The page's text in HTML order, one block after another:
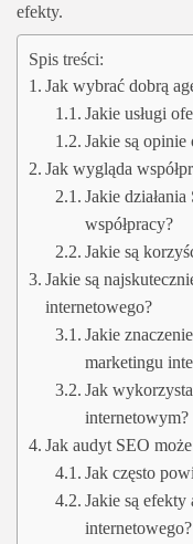
efekty.
Spis treści:
Jak wybrać dobrą
Jakie usługi
Jakie są opinie
Jak wygląda
Jakie
współpracy?
Jakie są
Jakie są
internetowego?
Jakie
marketingu
Jak
internetowym?
Jak audyt SEO
Jak często
Jakie są
internetowego?